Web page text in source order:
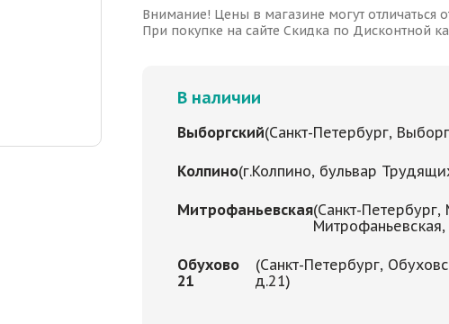
Внимание! Цены в магазине могут отличаться
При покупке на сайте Скидка по Дисконтной
В наличии
Выборгский(Санкт-Петербург,
Колпино(г.Колпино, бульвар
Митрофаньевская(Санкт-Петербург,
Обухово
21
(Санкт-Петербург,
д.21)